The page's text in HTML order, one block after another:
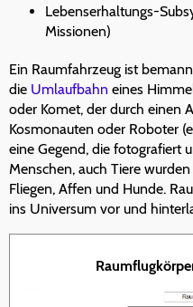
Lebenserhaltungs-
Missionen)
Ein Raumfahrzeug ist
die Umlaufbahn eines
oder Komet, der durch einen
Kosmonauten oder Roboter
eine Gegend, die fotografiert
Menschen, auch Tiere
Fliegen, Affen und Hunde.
ins Universum vor und